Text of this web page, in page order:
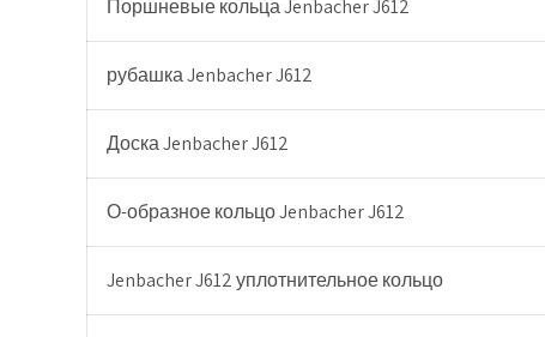
Поршневые кольца Jenbacher J612
рубашка Jenbacher J612
Доска Jenbacher J612
О-образное кольцо Jenbacher J612
Jenbacher J612 уплотнительное кольцо